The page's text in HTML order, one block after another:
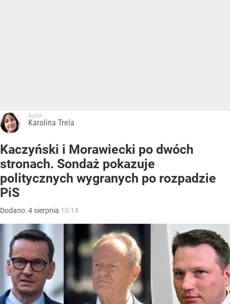
Autor:
Karolina Trela
Kaczyński i Morawiecki po dwóch
stronach. Sondaż pokazuje
politycznych wygranych po rozpadzie
PiS
Dodano:4 sierpnia 10:14